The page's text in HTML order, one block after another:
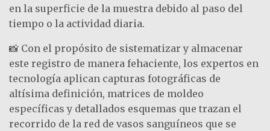
en la superficie de la muestra debido al paso del
tiempo o la actividad diaria.
📸 Con el propósito de sistematizar y almacenar
este registro de manera fehaciente, los expertos en
tecnología aplican capturas fotográficas de
altísima definición, matrices de moldeo
específicas y detallados esquemas que trazan el
recorrido de la red de vasos sanguíneos que se